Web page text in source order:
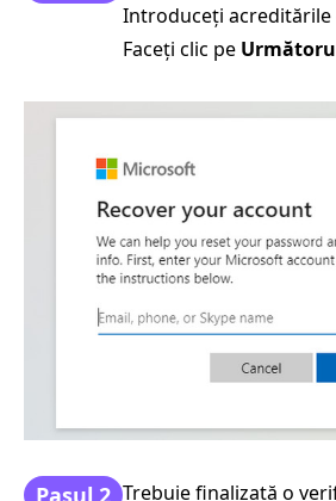
Introduceți
Faceți clic pe
Pasul 2 Trebuie finalizată o